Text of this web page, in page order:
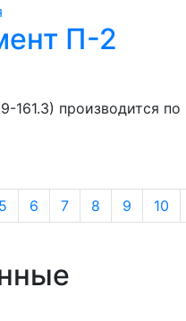
П-2
161.3) производится по
5 6 7 8 9 10